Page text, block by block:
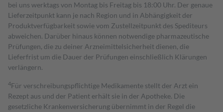
bei uns werktags von Montag bis Freitag bis 18:00 Uhr. Der genaue
Lieferzeitpunkt kann je nach Region und in Abhängigkeit der
Produktverfügbarkeit sowie vom Zustellzeitpunkt des Spediteurs
abweichen. Darüber hinaus können notwendige pharmazeutische
Prüfungen, die zu deiner Arzneimittelsicherheit dienen, die
Lieferfrist um die Dauer der Prüfungen einschließlich Klärungen
verlängern.
4Für verschreibungspflichtige Medikamente stellt der Arzt ein
Rezept aus und der Patient erhält sie in der Apotheke. Die
gesetzliche Krankenversicherung übernimmt in der Regel die